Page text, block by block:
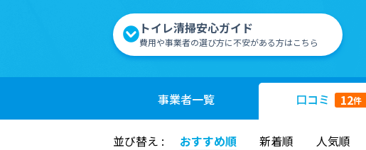
トイレ清掃安心ガイド
費用や事業者の選び方に不安がある方はこちら
事業者一覧 口コミ 12件
並び替え : おすすめ順 新着順 人気順